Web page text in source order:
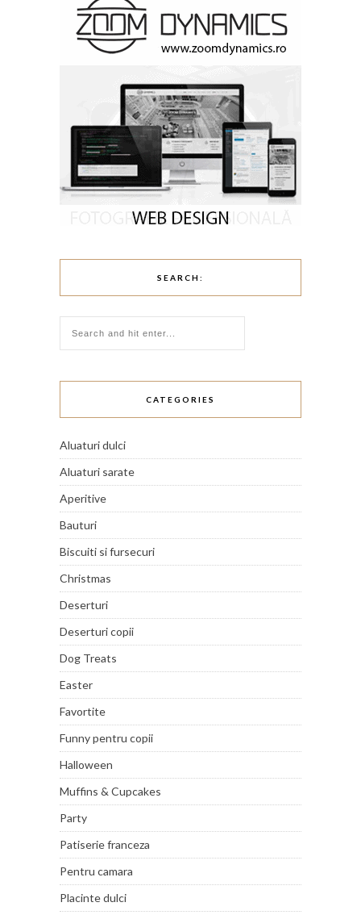
SEARCH:
CATEGORIES
Aluaturi dulci
Aluaturi sarate
Aperitive
Bauturi
Biscuiti si fursecuri
Christmas
Deserturi
Deserturi copii
Dog Treats
Easter
Favortite
Funny pentru copii
Halloween
Muffins & Cupcakes
Party
Patiserie franceza
Pentru camara
Placinte dulci